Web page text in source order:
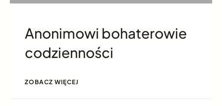
Anonimowi bohaterowie
codzienności
ZOBACZ WIĘCEJ